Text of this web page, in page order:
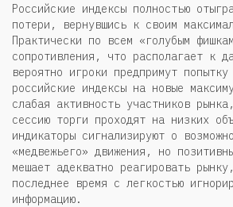
Российские индексы полностью
потери, вернувшись к своим
Практически по всем «голубым
сопротивления, что располагает к
вероятно игроки предпримут
российские индексы на новые
слабая активность участников
сессию торги проходят на низких
индикаторы сигнализируют о
«медвежьего» движения, но
мешает адекватно реагировать
последнее время с легкостью
информацию.